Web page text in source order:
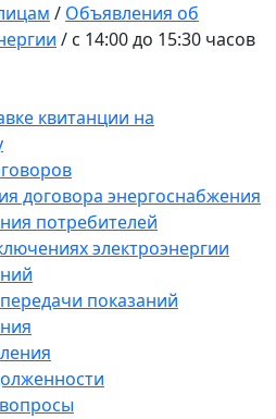
/ Объявления об
/ c 14:00 до 15:30 часов
квитанции на
договора энергоснабжения
потребителей
электроэнергии
показаний